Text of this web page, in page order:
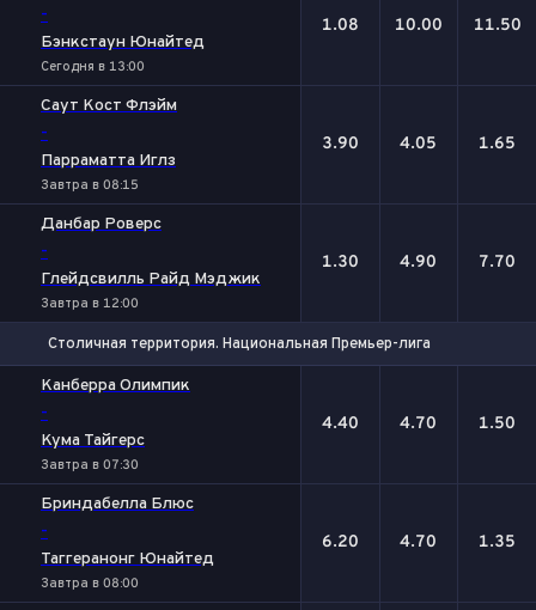
-
Бэнкстаун Юнайтед
Сегодня в 13:00
1.08 10.00 11.50
Саут Кост Флэйм
-
Парраматта Иглз
Завтра в 08:15
3.90 4.05 1.65
Данбар Роверс
-
Глейдсвилль Райд Мэджик
Завтра в 12:00
1.30 4.90 7.70
Столичная территория. Национальная Премьер-лига
Канберра Олимпик
-
Кума Тайгерс
Завтра в 07:30
4.40 4.70 1.50
Бриндабелла Блюс
-
Таггеранонг Юнайтед
Завтра в 08:00
6.20 4.70 1.35